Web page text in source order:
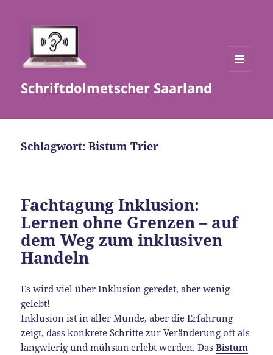
Schriftdolmetscher Saarland
Schlagwort:Bistum Trier
Fachtagung Inklusion:
Lernen ohne Grenzen – auf
dem Weg zum inklusiven
Handeln
Es wird viel über Inklusion geredet, aber wenig
gelebt!
Inklusion ist in aller Munde, aber die Erfahrung
zeigt, dass konkrete Schritte zur Veränderung oft als
langwierig und mühsam erlebt werden. DasBistum